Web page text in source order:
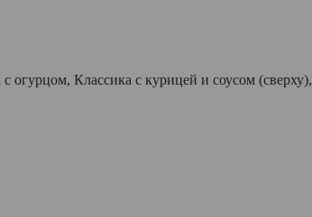
Классика с курицей и соусом (сверху),